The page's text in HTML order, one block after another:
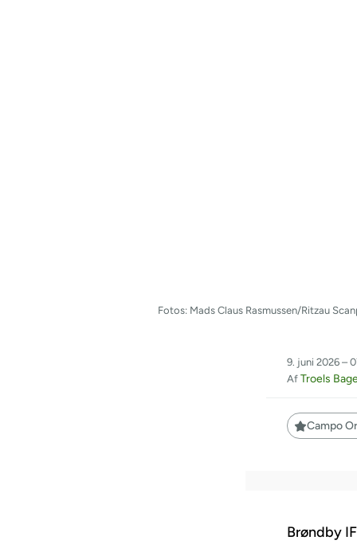
Fotos: Mads Claus Rasmussen/Ritzau
9. juni 2026 –
Af Troels
Campo
Brøndby IF